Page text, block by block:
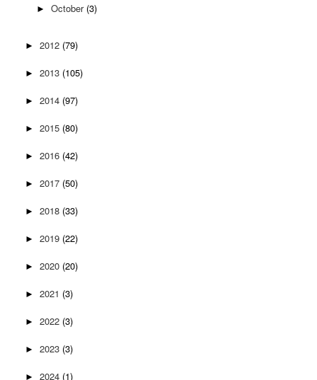
► October (3)
► 2012 (79)
► 2013 (105)
► 2014 (97)
► 2015 (80)
► 2016 (42)
► 2017 (50)
► 2018 (33)
► 2019 (22)
► 2020 (20)
► 2021 (3)
► 2022 (3)
► 2023 (3)
► 2024 (1)